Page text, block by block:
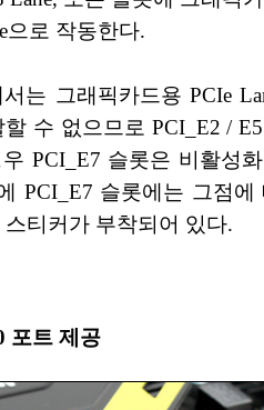
으로 작동한다.
는 그래픽카드용 PCIe
수 없으므로 PCI_E2 /
PCI_E7 슬롯은 비활성
PCI_E7 슬롯에는 그점에
티커가 부착되어 있다.
포트 제공